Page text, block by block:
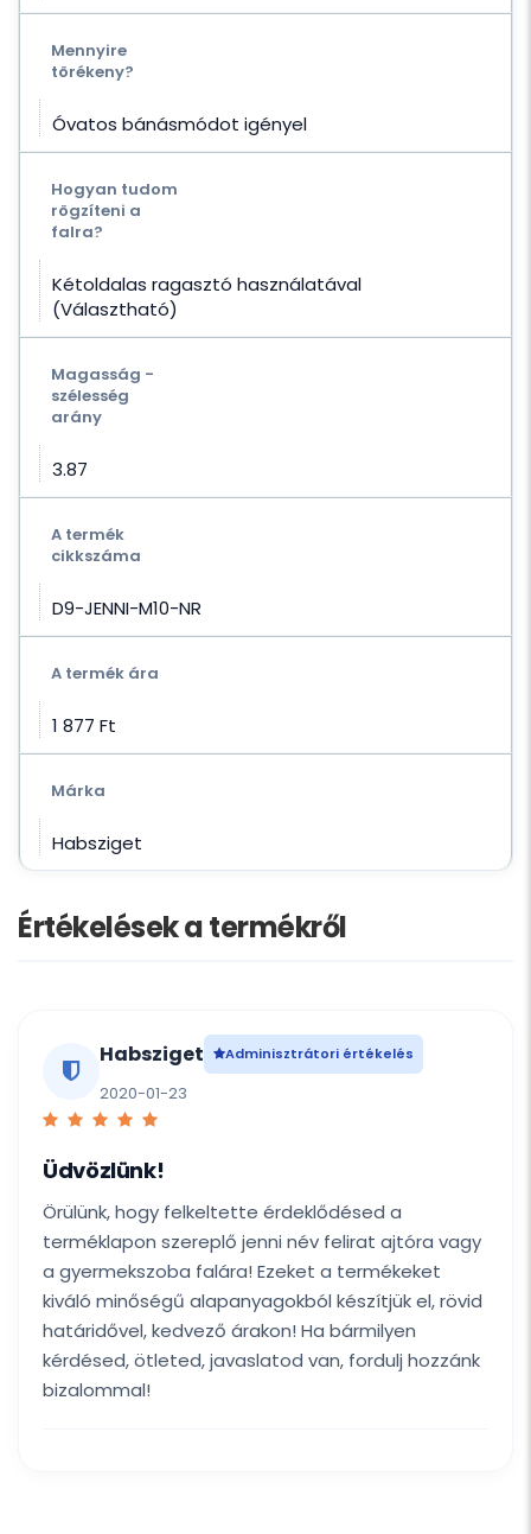
Mennyire
törékeny?
Óvatos bánásmódot igényel
Hogyan tudom
rögzíteni a
falra?
Kétoldalas ragasztó használatával
(Választható)
Magasság -
szélesség
arány
3.87
A termék
cikkszáma
D9-JENNI-M10-NR
A termék ára
1 877 Ft‎
Márka
Habsziget
Értékelések a termékről
Habsziget Adminisztrátori értékelés
2020-01-23
Üdvözlünk!
Örülünk, hogy felkeltette érdeklődésed a
terméklapon szereplő jenni név felirat ajtóra vagy
a gyermekszoba falára! Ezeket a termékeket
kiváló minőségű alapanyagokból készítjük el, rövid
határidővel, kedvező árakon! Ha bármilyen
kérdésed, ötleted, javaslatod van, fordulj hozzánk
bizalommal!